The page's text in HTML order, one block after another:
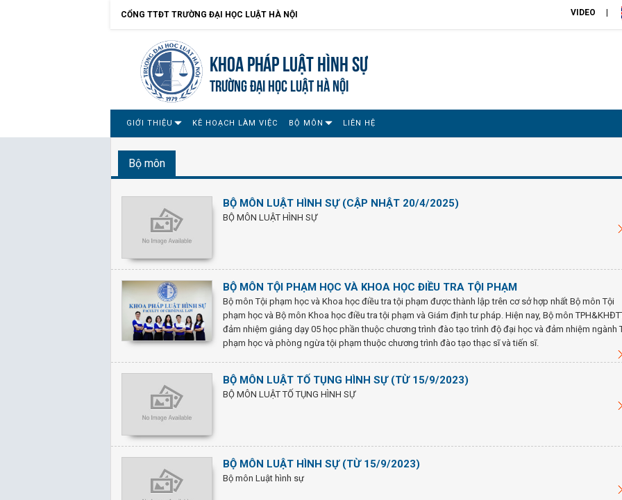
CỔNG TTĐT TRƯỜNG ĐẠI HỌC LUẬT HÀ NỘI VIDEO
Khoa pháp luật Hình sự
TRƯỜNG ĐẠI HỌC LUẬT HÀ NỘI
GIỚI THIỆU KÊ HOẠCH LÀM VIỆC BỘ MÔN LIÊN HỆ
Bộ môn
BỘ MÔN LUẬT HÌNH SỰ (CẬP NHẬT 20/4/2025)
BỘ MÔN LUẬT HÌNH SỰ
BỘ MÔN TỘI PHẠM HỌC VÀ KHOA HỌC ĐIỀU TRA TỘI PHẠM
Bộ môn Tội phạm học và Khoa học điều tra tội phạm được thành lập trên cơ sở hợp nhất Bộ môn Tội
phạm học và Bộ môn Khoa học điều tra tội phạm và Giám định tư pháp. Hiện nay, Bộ môn
đảm nhiệm giảng dạy 05 học phần thuộc chương trình đào tạo trình độ đại học và đảm nhiệm ngành
phạm học và phòng ngừa tội phạm thuộc chương trình đào tạo thạc sĩ và tiến sĩ.
BỘ MÔN LUẬT TỐ TỤNG HÌNH SỰ (TỪ 15/9/2023)
BỘ MÔN LUẬT TỐ TỤNG HÌNH SỰ
BỘ MÔN LUẬT HÌNH SỰ (TỪ 15/9/2023)
Bộ môn Luật hình sự